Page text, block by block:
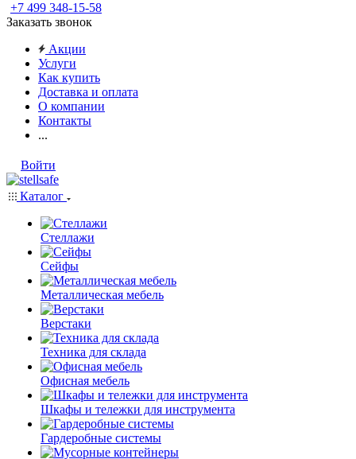
+7 499 348-15-58
Заказать звонок
Акции
Услуги
Как купить
Доставка и оплата
О компании
Контакты
...
Войти
Каталог
Стеллажи
Сейфы
Металлическая мебель
Верстаки
Техника для склада
Офисная мебель
Шкафы и тележки для инструмента
Гардеробные системы